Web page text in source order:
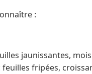
:
jaunissantes,
feuilles fripées,